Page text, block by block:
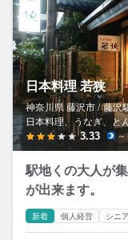
日本料理 若狭
神奈川県 藤沢市 / 藤沢
日本料理、うなぎ、と
3.33
駅地くの大人が
が出来ます。
新着 個人経営 シニ